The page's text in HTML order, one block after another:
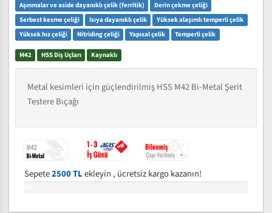
Aşınmalar ve aside dayanıklı çelik (ferritik)
Derin çekme çeliği
Serbest kesme çeliği
Isıya dayanıklı çelik
Yüksek alaşımlı temperli çelik
Yüksek hız çeliği
Nitriding çeliği Yapısal çelik Temperli çelik
M42 HSS Diş Uçları Kaynaklı
Metal kesimleri için güçlendirilmiş HSS M42 Bi-Metal Şerit
Testere Bıçağı
Sepete2500 TLekleyin , ücretsiz kargo kazanın!